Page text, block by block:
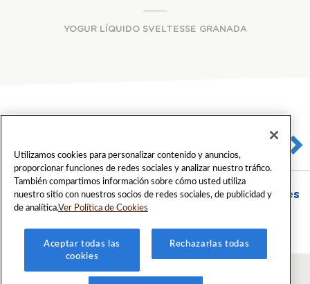
YOGUR LÍQUIDO SVELTESSE GRANADA
Comparte Yogures Nestlé en las redes sociales
Utilizamos cookies para personalizar contenido y anuncios,
proporcionar funciones de redes sociales y analizar nuestro tráfico.
También compartimos información sobre cómo usted utiliza
nuestro sitio con nuestros socios de redes sociales, de publicidad y
de analítica.Ver Política de Cookies
Aceptar todas las
cookies
Rechazarlas todas